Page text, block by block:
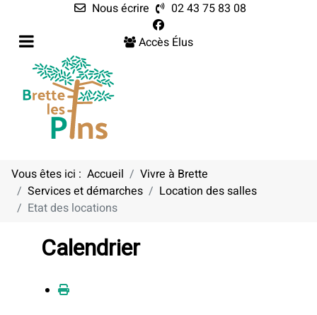
Nous écrire
02 43 75 83 08
Accès Élus
Vous êtes ici : Accueil
Vivre à Brette
Services et démarches
Location des salles
Etat des locations
Calendrier